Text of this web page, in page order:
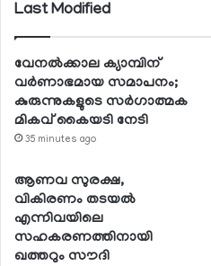
Last Modified
വേനല്‍ക്കാല ക്യാമ്പിന്
വര്‍ണാഭമായ സമാപനം;
കുരുന്നുകളുടെ സര്‍ഗാത്മക
മികവ് കൈയടി നേടി
35 minutes ago
ആണവ സുരക്ഷ,
വികിരണം തടയല്‍
എന്നിവയിലെ
സഹകരണത്തിനായി
ഖത്തറും സൗദി